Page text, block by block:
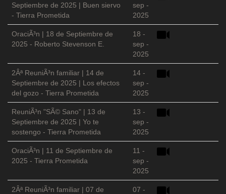
Septiembre de 2025 | Buen siervo
- Tierra Prometida
sep -
2025
OraciÃ³n | 18 de Septiembre de
2025 - Roberto Stevenson E.
18 -
sep -
2025
2Âª ReuniÃ³n familiar | 14 de
Septiembre de 2025 | Los efectos
del gozo - Tierra Prometida
14 -
sep -
2025
ReuniÃ³n "SÃ© Sano" | 13 de
Septiembre de 2025 | Yo te
sostengo - Tierra Prometida
13 -
sep -
2025
OraciÃ³n | 11 de Septiembre de
2025 - Tierra Prometida
11 -
sep -
2025
2Âª ReuniÃ³n familiar | 07 de 07 -